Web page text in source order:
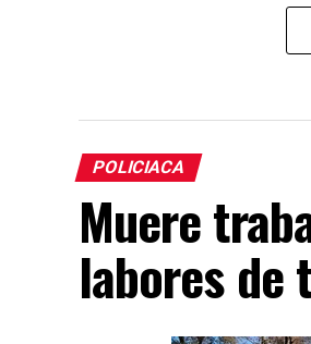
POLICIACA
Muere
labores de